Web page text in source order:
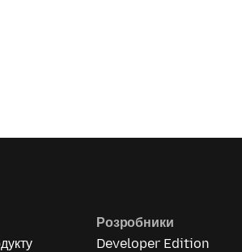
Розробники
Developer Edition